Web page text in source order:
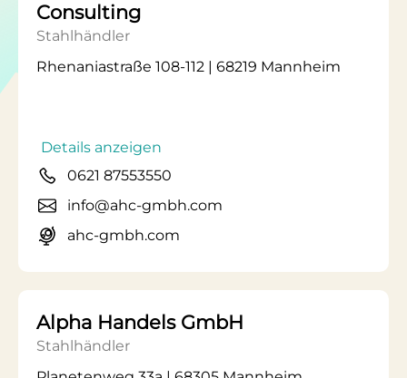
Consulting
Stahlhändler
Rhenaniastraße 108-112 | 68219 Mannheim
Details anzeigen
0621 87553550
info@ahc-gmbh.com
ahc-gmbh.com
Alpha Handels GmbH
Stahlhändler